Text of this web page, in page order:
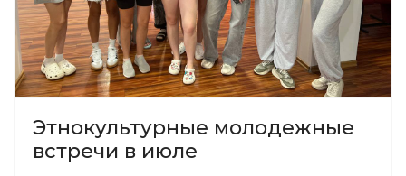
Этнокультурные молодежные
встречи в июле